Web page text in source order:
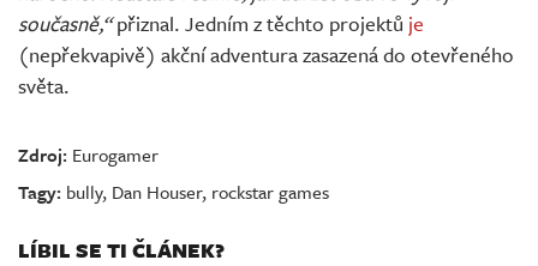
současně,“přiznal. Jedním z těchto projektů je
(nepřekvapivě) akční adventura zasazená do otevřeného
světa.
Zdroj: Eurogamer
Tagy: bully, Dan Houser, rockstar games
LÍBIL SE TI ČLÁNEK?